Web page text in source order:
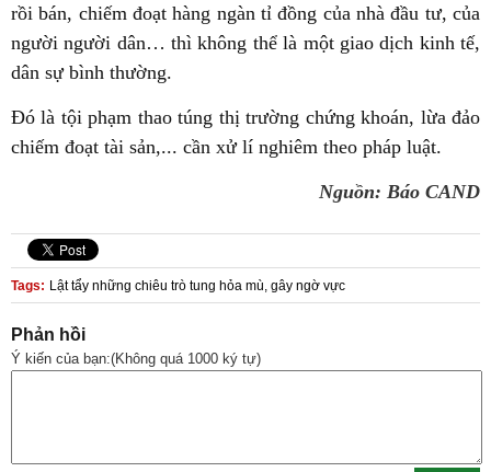
rồi bán, chiếm đoạt hàng ngàn tỉ đồng của nhà đầu tư, của
người người dân… thì không thể là một giao dịch kinh tế,
dân sự bình thường.
Đó là tội phạm thao túng thị trường chứng khoán, lừa đảo
chiếm đoạt tài sản,... cần xử lí nghiêm theo pháp luật.
Nguồn: Báo CAND
Tags: Lật tẩy những chiêu trò tung hỏa mù, gây ngờ vực
Phản hồi
Ý kiến của bạn:(Không quá 1000 ký tự)